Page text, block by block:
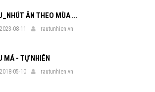
ĂN THEO MÙA ...
2023-08-11 rautunhien.vn
MÁ - TỰ NHIÊN
2018-05-10 rautunhien.vn